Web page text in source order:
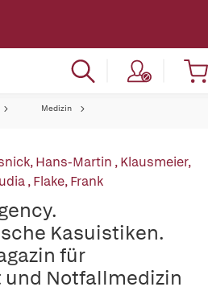
Medizin
Hans-Martin ,Klausmeier,
,Flake, Frank
Kasuistiken.
für
Notfallmedizin